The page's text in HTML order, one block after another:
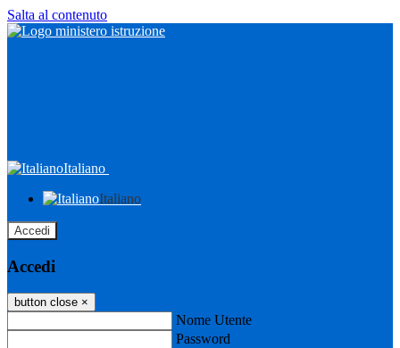
Salta al contenuto
Italiano
Italiano
Accedi
Accedi
button close ×
Nome Utente
Password